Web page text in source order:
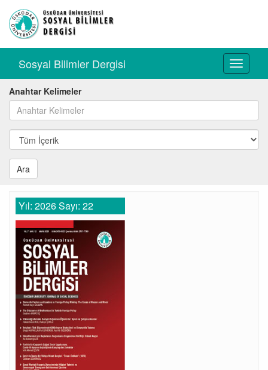
Toggle
Sosyal Bilimler Dergisi
Anahtar Kelimeler
Ara
Yıl: 2026 Sayı: 22